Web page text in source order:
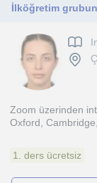
Zoom üzerinden
Oxford,
1. ders ücretsiz